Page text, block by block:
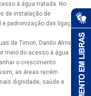
à água tratada. No
de instalação de
e padronização das ligações.
de Timon, Danilo Almeida,
meio do acesso à água
o crescimento
as áreas recém
dignidade, saúde e